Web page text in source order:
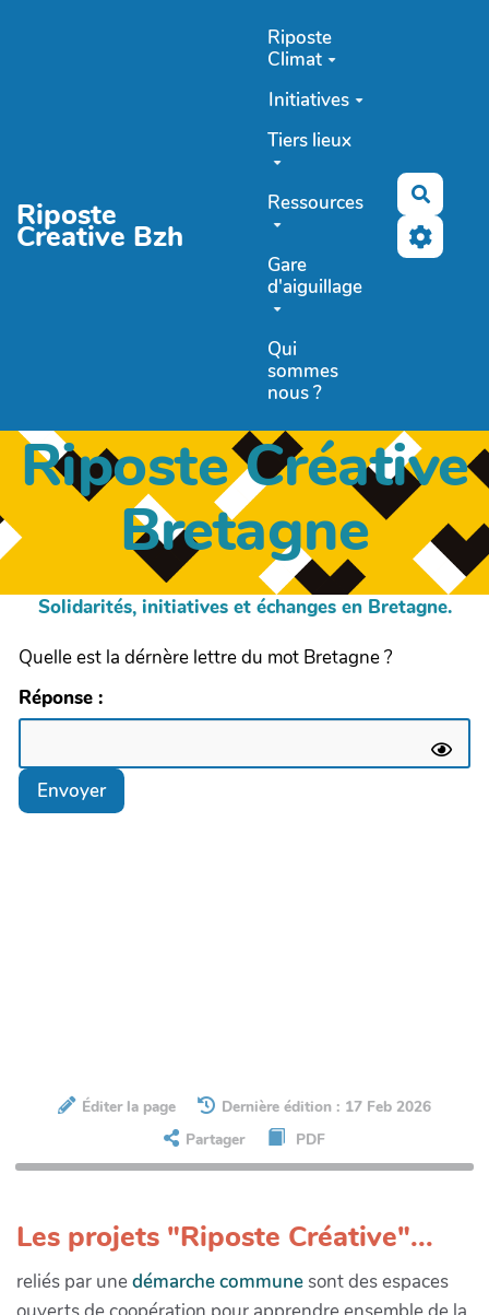
Riposte
Creative Bzh
Riposte
Climat
Initiatives
Tiers lieux
Ressources
Gare
d'aiguillage
Qui
sommes
nous ?
Riposte Créative
Bretagne
Solidarités, initiatives et échanges en Bretagne.
Quelle est la dérnère lettre du mot Bretagne ?
Réponse :
Envoyer
Éditer la page
Dernière édition : 17 Feb 2026
Partager
PDF